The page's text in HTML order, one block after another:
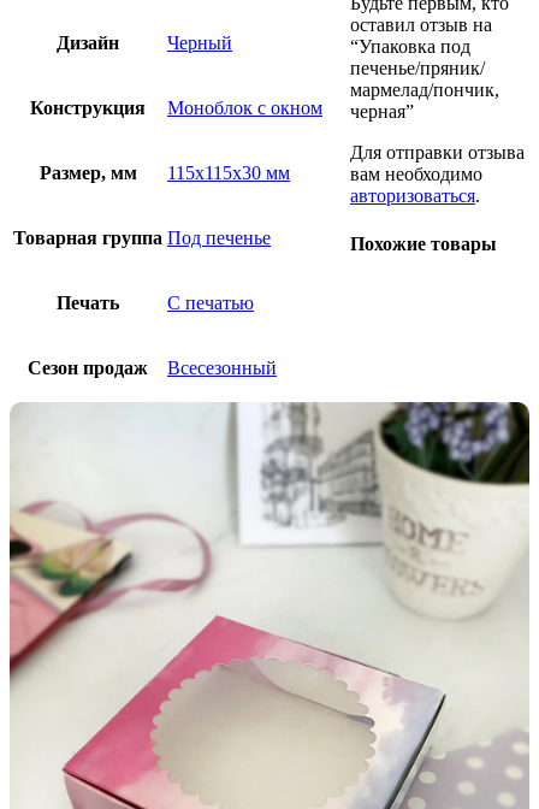
Дизайн Черный
Конструкция Моноблок с окном
Размер, мм 115х115х30 мм
Товарная группа Под печенье
Печать С печатью
Сезон продаж Всесезонный
оставил отзыв на
“Упаковка под
печенье/пряник/
мармелад/пончик,
черная”
Для отправки отзыва
вам необходимо
авторизоваться.
Похожие товары